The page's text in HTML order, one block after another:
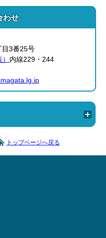
わせ
3番25号
内線229・244
トップページへ戻る